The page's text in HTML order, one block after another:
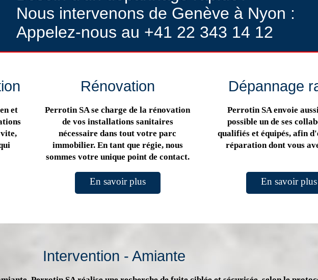
Nous intervenons de Genève à Nyon :
Appelez-nous au +41 22 343 14 12
et
Rénovation
Perrotin SA se charge de la rénovation
de vos installations sanitaires
nécessaire dans tout votre parc
immobilier. En tant que régie, nous
sommes votre unique point de contact.
En savoir plus
Dépannage
Perrotin SA envoie
possible un de ses
qualifiés et équipés, afin
réparation dont vous
En savoir plus
Intervention - Amiante